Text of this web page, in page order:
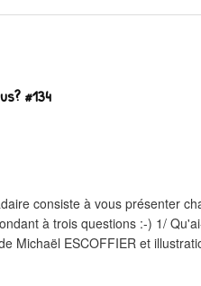
#134
consiste à vous présenter
à trois questions :-) 1/
Michaël ESCOFFIER et